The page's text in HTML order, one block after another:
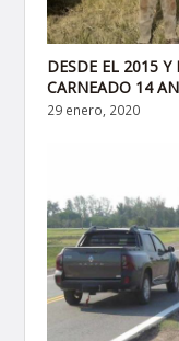
DESDE EL 2015 Y
CARNEADO 14
29 enero, 2020